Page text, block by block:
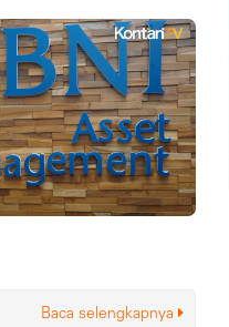
Baca selengkapnya